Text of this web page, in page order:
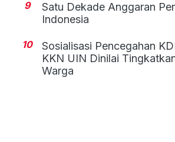
9
Satu Dekade Anggaran
Indonesia
10
Sosialisasi Pencegahan
KKN UIN Dinilai
Warga